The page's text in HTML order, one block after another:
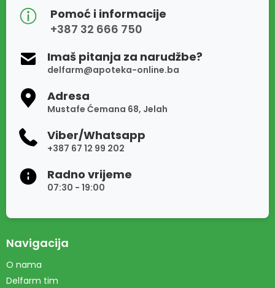
Pomoć i informacije
+387 32 666 750
Imaš pitanja za narudžbe?
delfarm@apoteka-online.ba
Adresa
Mustafe Ćemana 68, Jelah
Viber/Whatsapp
+387 67 12 99 202
Radno vrijeme
07:30 - 19:00
Navigacija
O nama
Delfarm tim